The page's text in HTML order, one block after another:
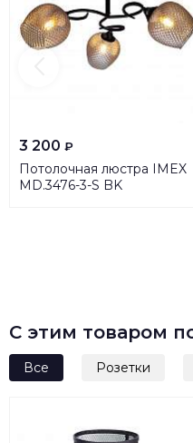
3 200 ₽
Потолочная люстра IMEX
MD.3476-3-S BK
С этим товаром
Все Розетки